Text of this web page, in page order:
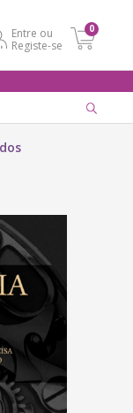
Entre ou
Registe-se
0